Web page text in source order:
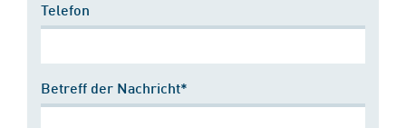
Telefon
Betreff der Nachricht*